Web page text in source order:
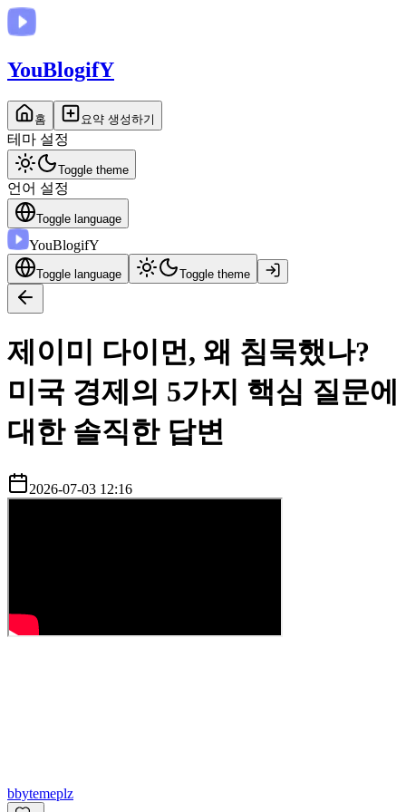
YouBlogifY
홈 요약 생성하기
테마 설정
Toggle theme
언어 설정
Toggle language
YouBlogifY
Toggle language Toggle theme
제이미 다이먼, 왜 침묵했나?
미국 경제의 5가지 핵심 질문에
대한 솔직한 답변
2026-07-03 12:16
bbytemeplz